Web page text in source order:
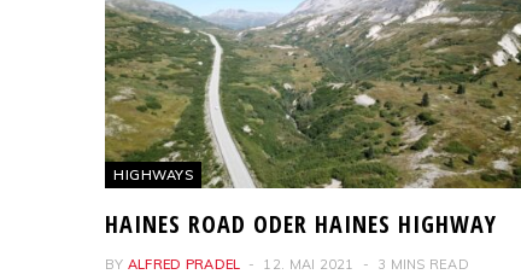
HIGHWAYS
HAINES ROAD ODER HAINES HIGHWAY
BY ALFRED PRADEL 12. MAI 2021 3 MINS READ